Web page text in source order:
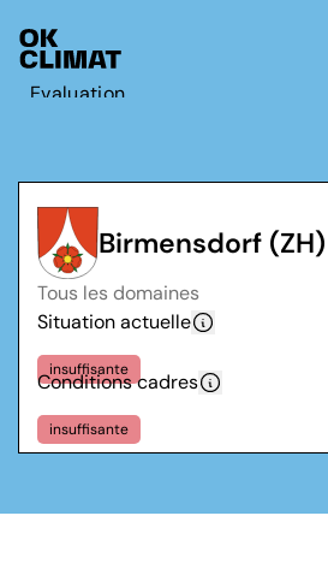
Evaluation
Contact
Français
Deutsch
Birmensdorf (ZH)
Tous les domaines
Situation actuelle
insuffisante
Conditions cadres
insuffisante